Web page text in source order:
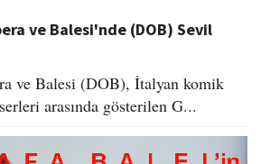
ve Balesi'nde (DOB) Sevil
ve Balesi (DOB), İtalyan komik
arasında gösterilen G...